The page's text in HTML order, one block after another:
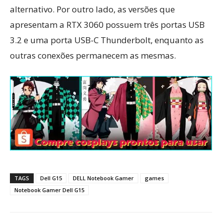
alternativo. Por outro lado, as versões que
apresentam a RTX 3060 possuem três portas USB
3.2 e uma porta USB-C Thunderbolt, enquanto as
outras conexões permanecem as mesmas.
TAGS Dell G15 DELL Notebook Gamer
games
Notebook Gamer Dell G15